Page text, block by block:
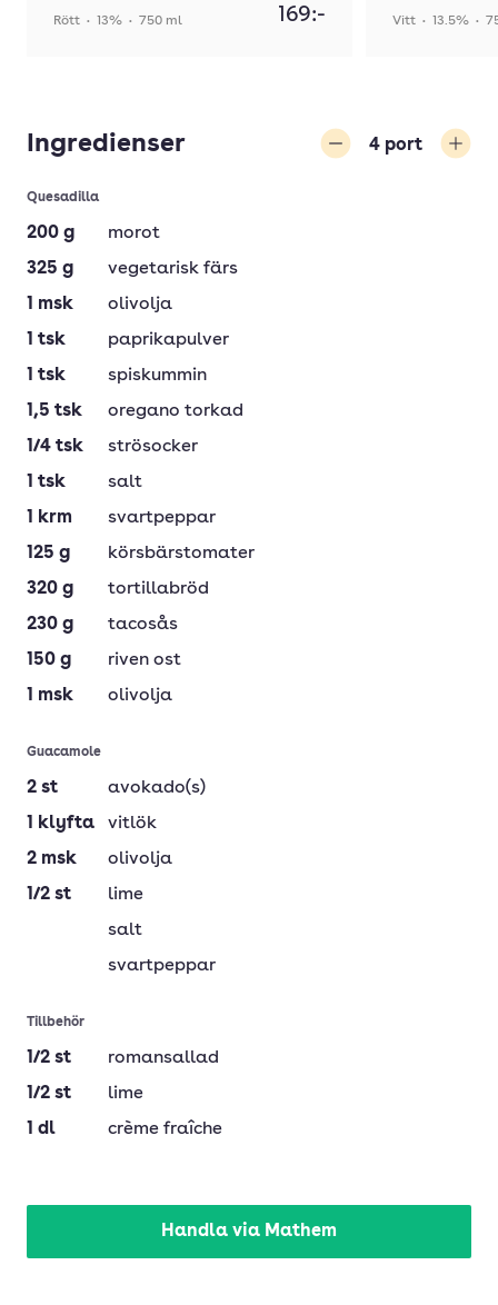
Rött • 13% • 750 ml 169:- Vitt • 13.5% •
Ingredienser 4 port
Quesadilla
200 g
morot
325 g
vegetarisk färs
1 msk
olivolja
1 tsk
paprikapulver
1 tsk
spiskummin
1,5 tsk
oregano torkad
1/4 tsk
strösocker
1 tsk
salt
1
krm
svartpeppar
125 g
körsbärstomater
320 g
tortillabröd
230 g
tacosås
150 g
riven ost
1 msk olivolja
Guacamole
2 st
avokado(s)
1
klyfta
vitlök
2 msk
olivolja
1/2 st
lime
salt
svartpeppar
Tillbehör
1/2 st
romansallad
1/2 st
lime
1 dl crème fraîche
Handla via Mathem